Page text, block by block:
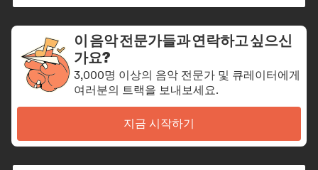
이 음악 전문가들과 연락하고 싶으신
가요?
3,000명 이상의 음악 전문가 및 큐레이터에게
여러분의 트랙을 보내보세요.
지금 시작하기